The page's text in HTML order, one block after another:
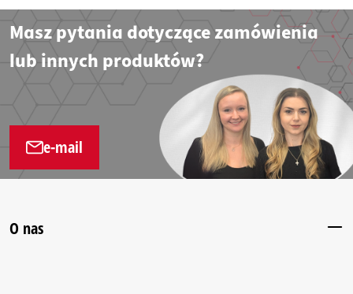
Masz pytania dotyczące zamówienia
lub innych produktów?
e-mail
O nas